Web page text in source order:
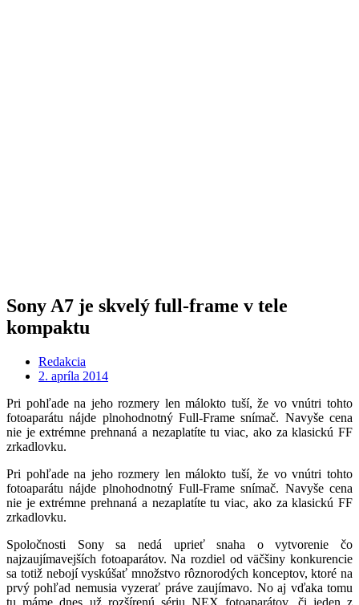
Sony A7 je skvelý full-frame v tele
kompaktu
Redakcia
2. apríla 2014
Pri pohľade na jeho rozmery len málokto tuší, že vo vnútri tohto
fotoaparátu nájde plnohodnotný Full-Frame snímač. Navyše cena
nie je extrémne prehnaná a nezaplatíte tu viac, ako za klasickú FF
zrkadlovku.
Pri pohľade na jeho rozmery len málokto tuší, že vo vnútri tohto
fotoaparátu nájde plnohodnotný Full-Frame snímač. Navyše cena
nie je extrémne prehnaná a nezaplatíte tu viac, ako za klasickú FF
zrkadlovku.
Spoločnosti Sony sa nedá uprieť snaha o vytvorenie čo
najzaujímavejších fotoaparátov. Na rozdiel od väčšiny konkurencie
sa totiž nebojí vyskúšať množstvo rôznorodých konceptov, ktoré na
prvý pohľad nemusia vyzerať práve zaujímavo. No aj vďaka tomu
tu máme dnes už rozšírenú sériu NEX fotoaparátov, či jeden z